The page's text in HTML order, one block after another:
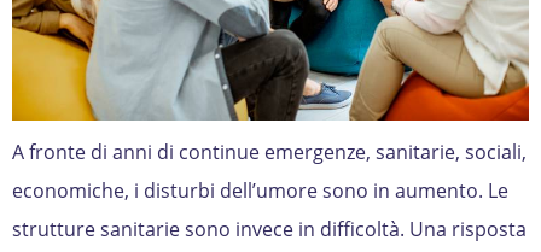
A fronte di anni di continue emergenze, sanitarie, sociali,
economiche, i disturbi dell’umore sono in aumento. Le
strutture sanitarie sono invece in difficoltà. Una risposta